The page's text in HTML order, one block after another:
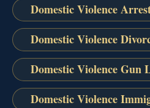
Domestic Violence
Domestic Violence
Domestic Violence Gun
Domestic Violence